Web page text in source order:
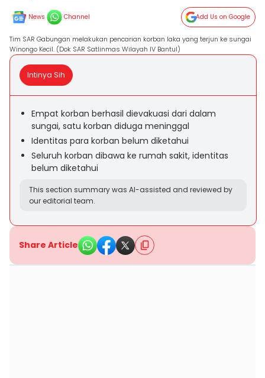
News Channel Add Us on Google
Tim SAR Gabungan melakukan pencarian korban laka yang terjun ke sungai
Winongo Kecil. (Dok SAR Satlinmas Wilayah IV Bantul)
Intinya Sih
Empat korban berhasil dievakuasi dari dalam
sungai‎, satu korban diduga meninggal
Identitas para korban belum diketahui‎
Seluruh korban dibawa ke rumah sakit, identitas
belum diketahui
This section summary was AI-assisted and reviewed by
our editorial team.
Share Article